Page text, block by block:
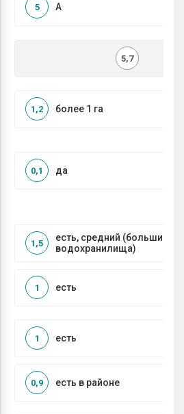
A
5
5,7
более 1 га
1,2
да
0,1
есть, средний (большие
водохранилища)
1,5
есть
1
есть
1
есть в районе
0,9